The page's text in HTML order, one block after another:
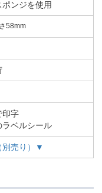
ンジを使用
58mm
印字
ラベルシール
別売り）▼